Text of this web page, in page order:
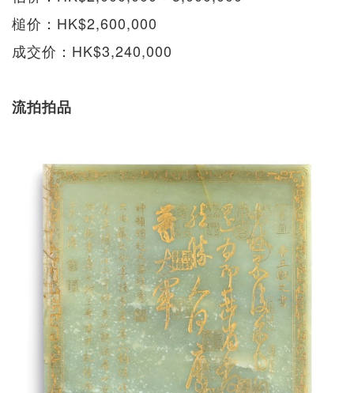
槌价：HK$2,600,000
成交价：HK$3,240,000
流拍拍品